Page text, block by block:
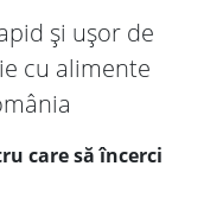
și ușor de
cu alimente
care să încerci